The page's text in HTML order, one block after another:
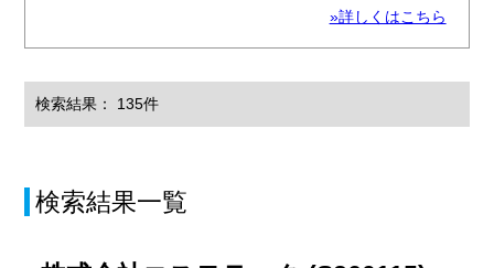
»詳しくはこちら
検索結果： 135件
検索結果一覧